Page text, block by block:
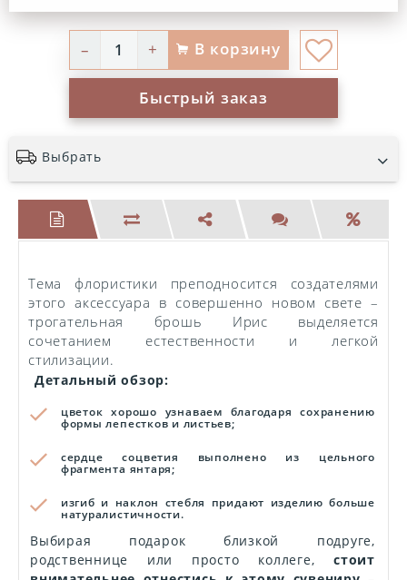
– + В корзину
Быстрый заказ
Выбрать
Тема флористики преподносится создателями
этого аксессуара в совершенно новом свете –
трогательная брошь Ирис выделяется
сочетанием естественности и легкой
стилизации.
Детальный обзор:
цветок хорошо узнаваем благодаря сохранению
формы лепестков и листьев;
сердце соцветия выполнено из цельного
фрагмента янтаря;
изгиб и наклон стебля придают изделию больше
натуралистичности.
Выбирая подарок близкой подруге,
родственнице или просто коллеге, стоит